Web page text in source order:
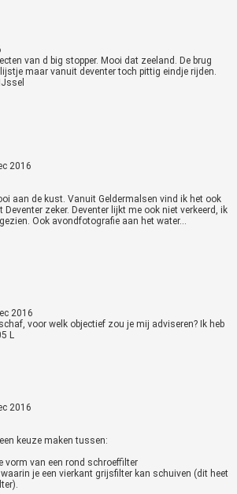
van d big stopper. Mooi dat zeeland. De brug
maar vanuit deventer toch pittig eindje rijden.
2016
aan de kust. Vanuit Geldermalsen vind ik het ook
Deventer zeker. Deventer lijkt me ook niet verkeerd, ik
Ook avondfotografie aan het water...
2016
voor welk objectief zou je mij adviseren? Ik heb
L
2016
keuze maken tussen:
vorm van een rond schroeffilter
je een vierkant grijsfilter kan schuiven (dit heet